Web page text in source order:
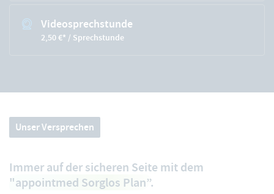
Videosprechstunde
2,50 €* / Sprechstunde
Unser Versprechen
Immer auf der sicheren Seite mit dem
"appointmed Sorglos Plan”.